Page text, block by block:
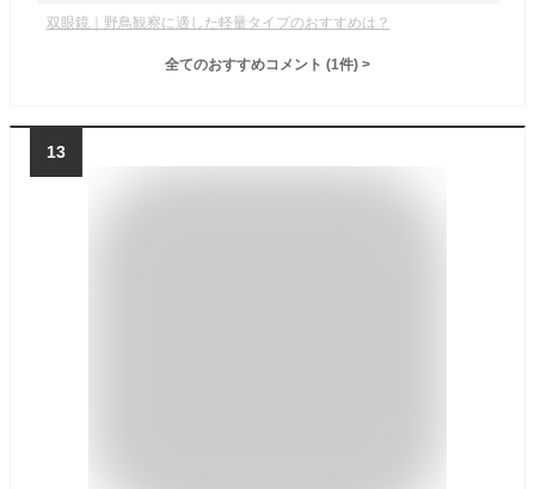
双眼鏡｜野鳥観察に適した軽量タイプのおすすめは？
全てのおすすめコメント (1件) >
13